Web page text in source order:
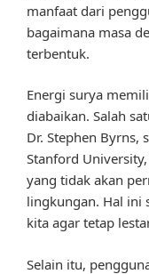
manfaat dari
bagaimana masa
terbentuk.
Energi surya
diabaikan. Salah
Dr. Stephen Byrns,
Stanford
yang tidak akan
lingkungan. Hal ini
kita agar tetap
Selain itu,